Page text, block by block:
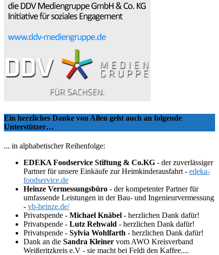
Ein herzliches Danke von Allen geht auch an folgende
Unterstützer…
... in alphabetischer Reihenfolge:
EDEKA Foodservice Stiftung & Co.KG - der zuverlässiger
Partner für unsere Einkäufe zur Heimkinderausfahrt - edeka-
foodservice.de
Heinze Vermessungsbüro - der kompetenter Partner für
umfassende Leistungen in der Bau- und Ingenieurvermessung
- vb-heinze.de/
Privatspende - Michael Knäbel - herzlichen Dank dafür!
Privatspende - Lutz Rehwald - herzlichen Dank dafür!
Privatspende - Sylvia Wohlfarth - herzlichen Dank dafür!
Dank an die Sandra Kleiner vom AWO Kreisverband
Weißeritzkreis e.V - sie macht bei Feldi den Kaffee....